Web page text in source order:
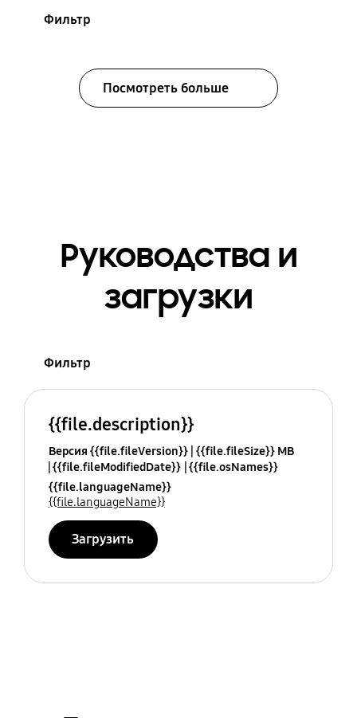
Фильтр
Посмотреть больше
Руководства и
загрузки
Фильтр
{{file.description}}
Версия {{file.fileVersion}} {{file.fileSize}} MB
{{file.fileModifiedDate}} {{file.osNames}}
{{file.languageName}}
{{file.languageName}}
Загрузить